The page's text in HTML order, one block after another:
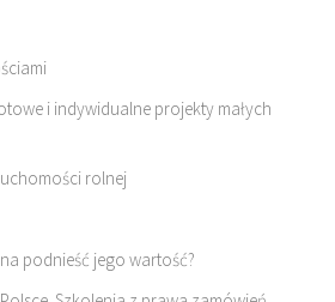
i indywidualne projekty małych
rolnej
podnieść jego wartość?